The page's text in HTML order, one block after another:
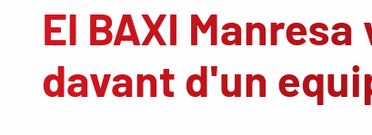
El BAXI
davant d'un